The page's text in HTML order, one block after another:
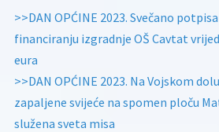
>>DAN OPĆINE 2023. Svečano
financiranju izgradnje OŠ Cavtat
eura
>>DAN OPĆINE 2023. Na Vojskom
zapaljene svijeće na spomen ploču
služena sveta misa